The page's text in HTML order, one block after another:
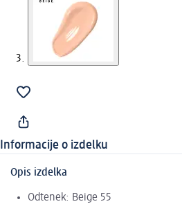
Informacije o izdelku
Opis izdelka
Odtenek: Beige 55